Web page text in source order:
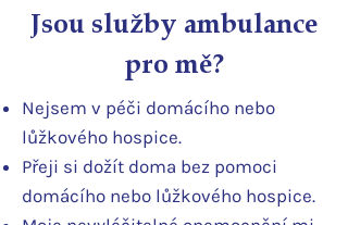
Jsou služby ambulance
pro mě?
Nejsem v péči domácího nebo
lůžkového hospice.
Přeji si dožít doma bez pomoci
domácího nebo lůžkového hospice.